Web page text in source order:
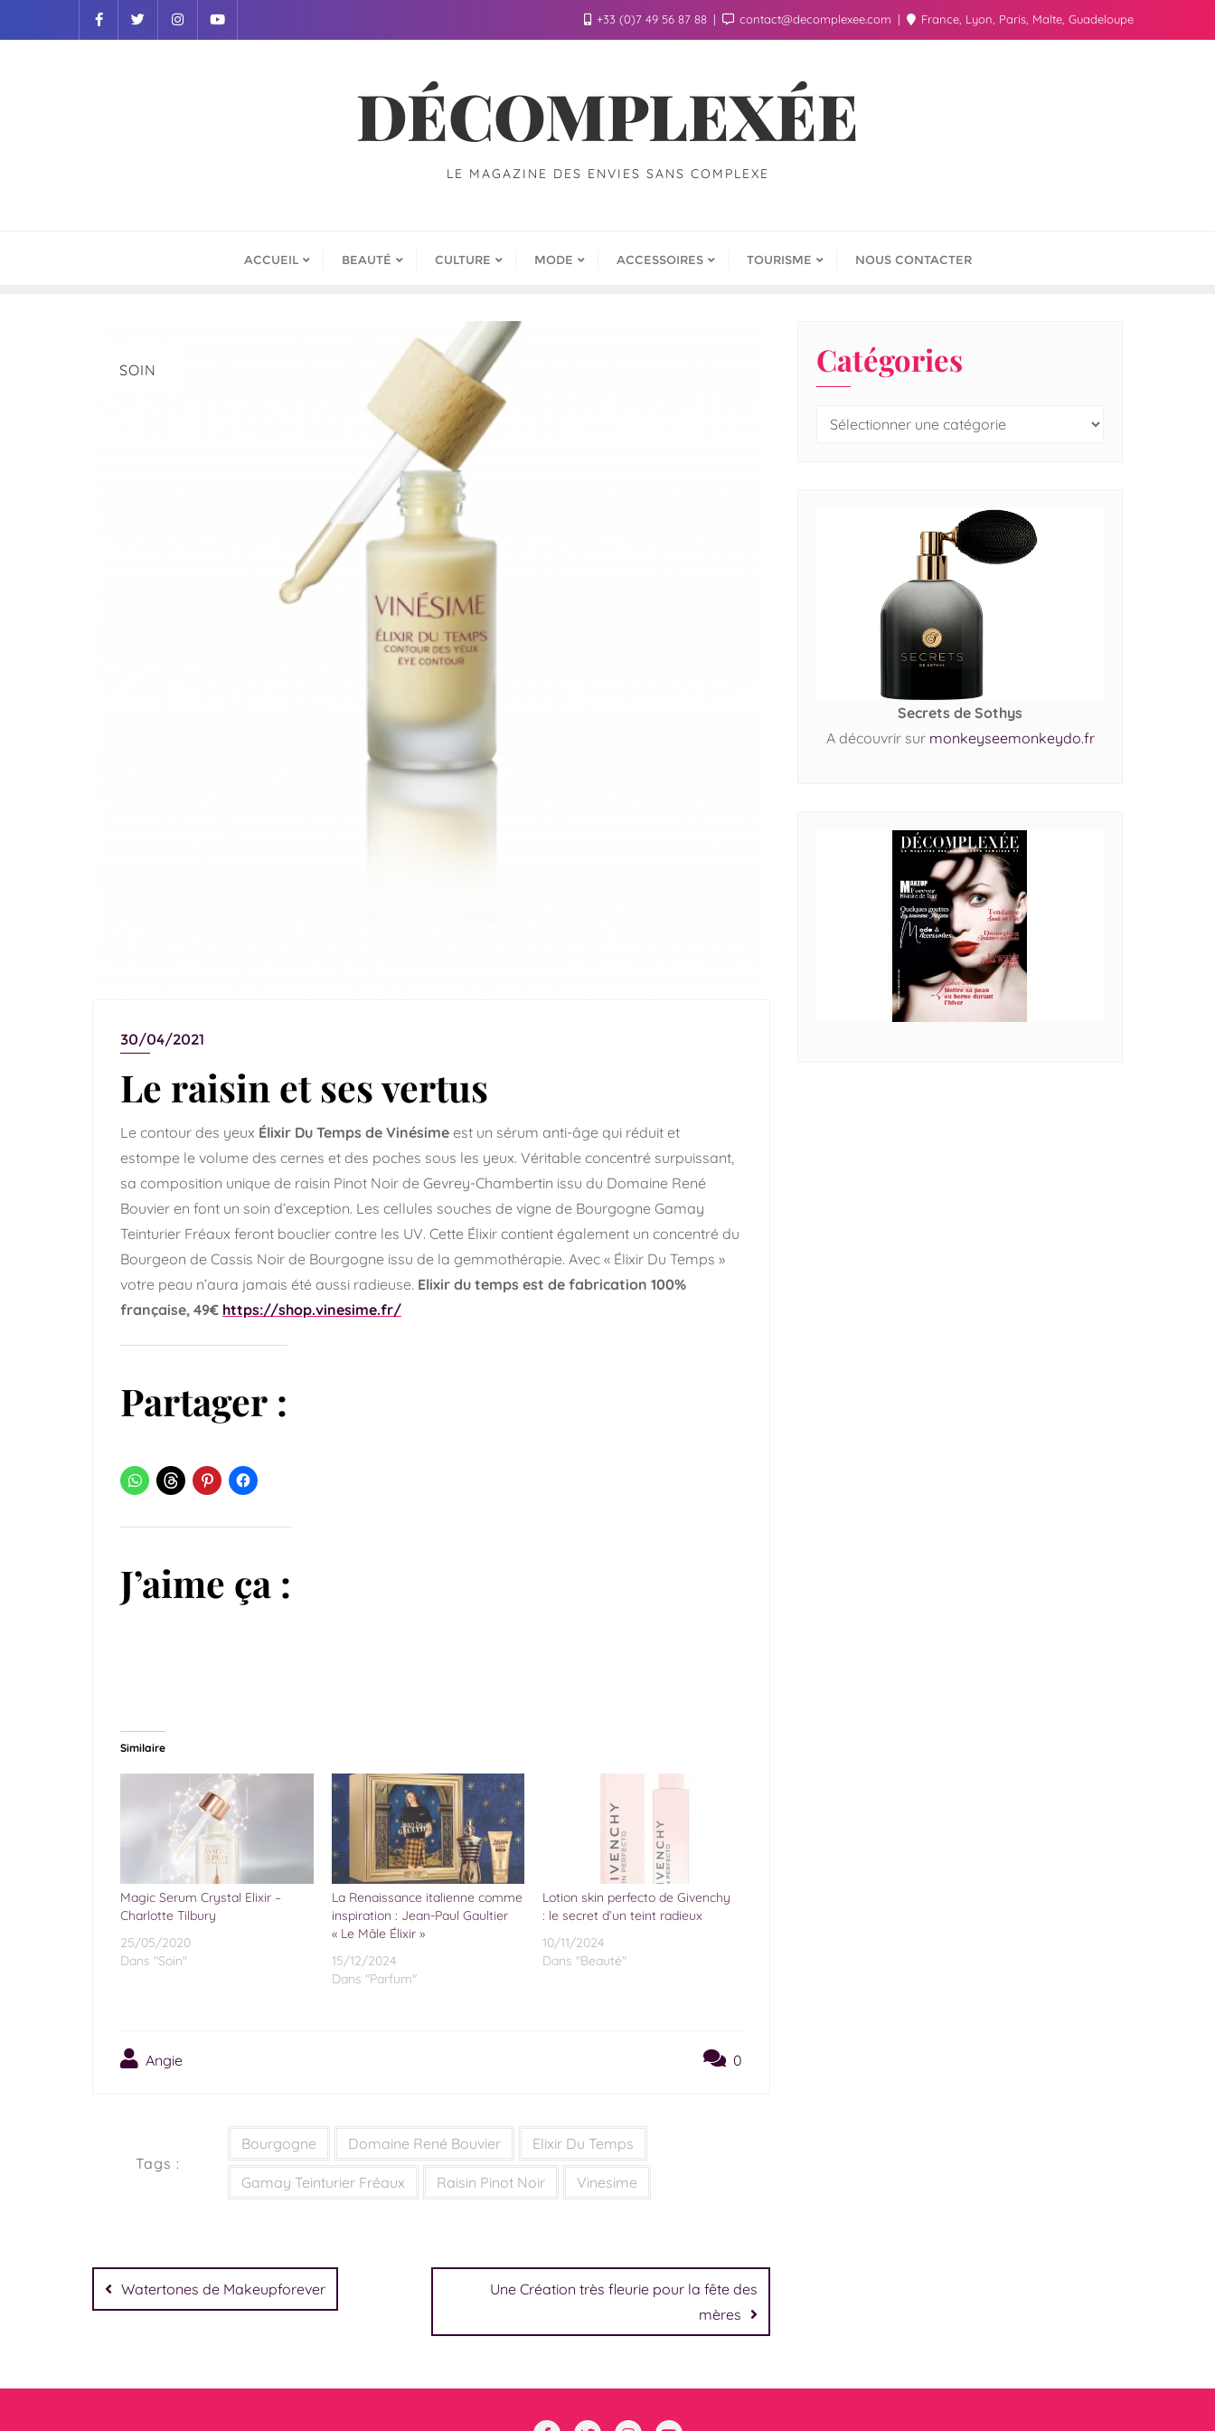
+33 (0)7 49 56 87 88 contact@decomplexee.com France, Lyon, Paris, Malte, Guadeloupe
DÉCOMPLEXÉE
LE MAGAZINE DES ENVIES SANS COMPLEXE
ACCUEIL BEAUTÉ CULTURE MODE ACCESSOIRES TOURISME NOUS CONTACTER
SOIN
30/04/2021
Le raisin et ses vertus
Le contour des yeux Élixir Du Temps de Vinésime est un sérum anti-âge qui réduit et
estompe le volume des cernes et des poches sous les yeux. Véritable concentré surpuissant,
sa composition unique de raisin Pinot Noir de Gevrey-Chambertin issu du Domaine René
Bouvier en font un soin d’exception. Les cellules souches de vigne de Bourgogne Gamay
Teinturier Fréaux feront bouclier contre les UV. Cette Élixir contient également un concentré du
Bourgeon de Cassis Noir de Bourgogne issu de la gemmothérapie. Avec « Élixir Du Temps »
votre peau n’aura jamais été aussi radieuse. Elixir du temps est de fabrication 100%
française, 49€ https://shop.vinesime.fr/
Partager :
J’aime ça :
Similaire
Magic Serum Crystal Elixir –
Charlotte Tilbury
25/05/2020
Dans "Soin"
La Renaissance italienne comme
inspiration : Jean-Paul Gaultier
« Le Mâle Élixir »
15/12/2024
Dans "Parfum"
Lotion skin perfecto de Givenchy
: le secret d’un teint radieux
10/11/2024
Dans "Beauté"
Angie 0
Tags :
Bourgogne Domaine René Bouvier Elixir Du Temps
Gamay Teinturier Fréaux Raisin Pinot Noir Vinesime
Watertones de Makeupforever
Une Création très fleurie pour la fête des
mères
Catégories
Secrets de Sothys
A découvrir sur monkeyseemonkeydo.fr